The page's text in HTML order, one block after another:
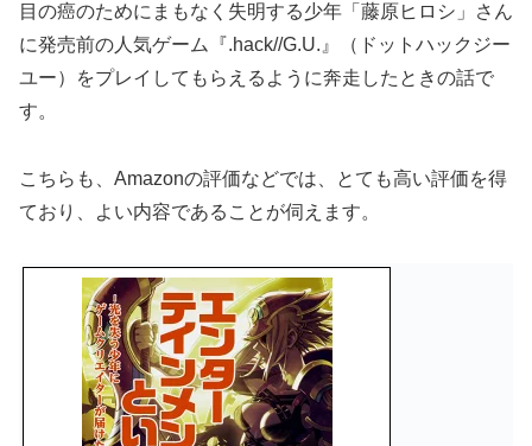
目の癌のためにまもなく失明する少年「藤原ヒロシ」さん
に発売前の人気ゲーム『.hack//G.U.』（ドットハックジー
ユー）をプレイしてもらえるように奔走したときの話で
す。
こちらも、Amazonの評価などでは、とても高い評価を得
ており、よい内容であることが伺えます。